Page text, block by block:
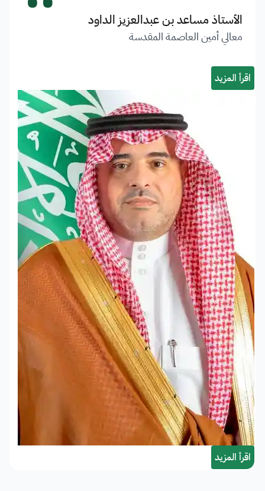
الأستاذ مساعد بن عبدالعزيز الداود
معالي أمين العاصمة المقدسة